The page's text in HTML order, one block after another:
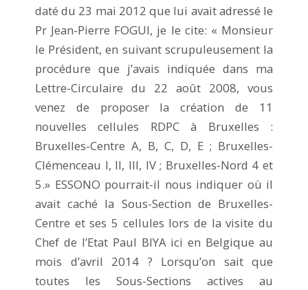
daté du 23 mai 2012 que lui avait adressé le
Pr Jean-Pierre FOGUI, je le cite: « Monsieur
le Président, en suivant scrupuleusement la
procédure que j’avais indiquée dans ma
Lettre-Circulaire du 22 août 2008, vous
venez de proposer la création de 11
nouvelles cellules RDPC à Bruxelles :
Bruxelles-Centre A, B, C, D, E ; Bruxelles-
Clémenceau I, II, III, IV ; Bruxelles-Nord 4 et
5.» ESSONO pourrait-il nous indiquer où il
avait caché la Sous-Section de Bruxelles-
Centre et ses 5 cellules lors de la visite du
Chef de l’Etat Paul BIYA ici en Belgique au
mois d’avril 2014 ? Lorsqu’on sait que
toutes les Sous-Sections actives au